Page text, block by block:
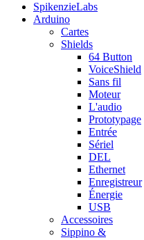
SpikenzieLabs
Arduino
Cartes
Shields
64 Button
VoiceShield
Sans fil
Moteur
L'audio
Prototypage
Entrée
Sériel
DEL
Ethernet
Enregistreur
Énergie
USB
Accessoires
Sippino &